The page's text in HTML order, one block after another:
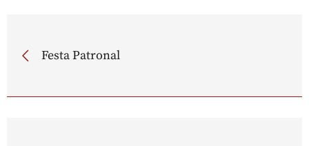
Festa Patronal